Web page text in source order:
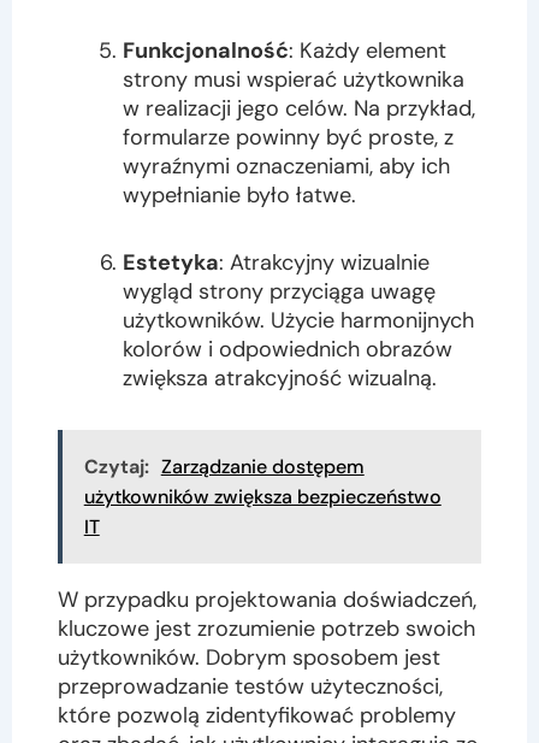
Funkcjonalność: Każdy element
strony musi wspierać użytkownika
w realizacji jego celów. Na przykład,
formularze powinny być proste, z
wyraźnymi oznaczeniami, aby ich
wypełnianie było łatwe.
Estetyka: Atrakcyjny wizualnie
wygląd strony przyciąga uwagę
użytkowników. Użycie harmonijnych
kolorów i odpowiednich obrazów
zwiększa atrakcyjność wizualną.
Czytaj: Zarządzanie dostępem
użytkowników zwiększa bezpieczeństwo
IT
W przypadku projektowania doświadczeń,
kluczowe jest zrozumienie potrzeb swoich
użytkowników. Dobrym sposobem jest
przeprowadzanie testów użyteczności,
które pozwolą zidentyfikować problemy